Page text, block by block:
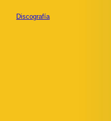
Discografía